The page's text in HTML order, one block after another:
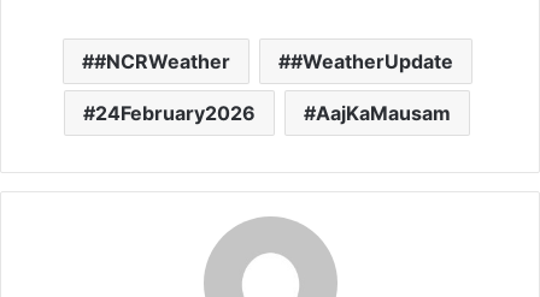
#NCRWeather #WeatherUpdate
24February2026 AajKaMausam